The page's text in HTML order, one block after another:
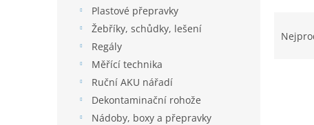
Plastové přepravky
Žebříky, schůdky, lešení
Regály
Měřící technika
Ruční AKU nářadí
Dekontaminační rohože
Nádoby, boxy a přepravky